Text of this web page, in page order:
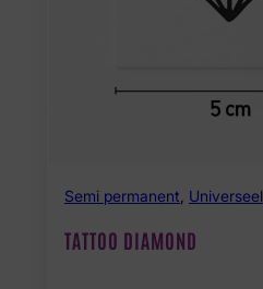
Semi permanent Universeel
TATTOO DIAMOND